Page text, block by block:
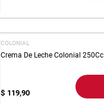
COLONIAL
Crema De Leche Colonial 250Cc
$ 119,90